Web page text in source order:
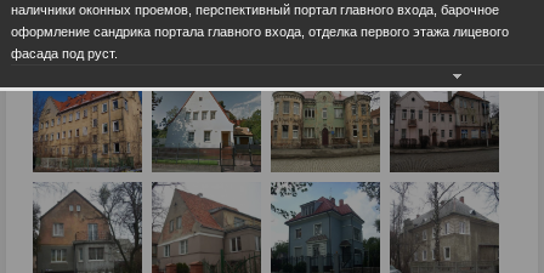
наличники оконных проемов, перспективный портал главного входа, барочное
оформление сандрика портала главного входа, отделка первого этажа лицевого
фасада под руст.